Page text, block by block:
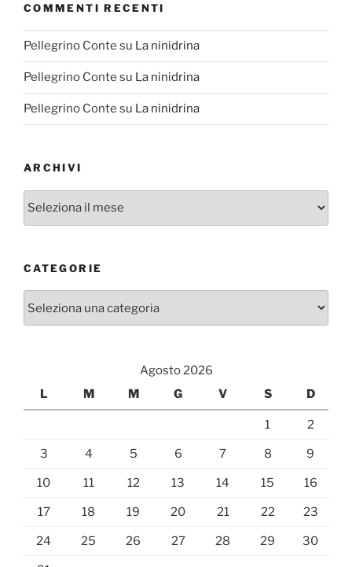
COMMENTI RECENTI
Pellegrino Conte su La ninidrina
Pellegrino Conte su La ninidrina
Pellegrino Conte su La ninidrina
ARCHIVI
Archivi
CATEGORIE
Agosto 2026
L
M M G V S D
1 2
3 4 5 6 7 8 9
10 11 12 13 14 15 16
17 18 19 20 21 22 23
24 25 26 27 28 29 30